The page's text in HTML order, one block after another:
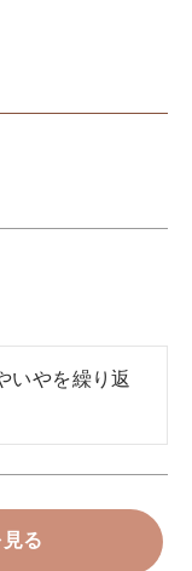
いやを繰り返
る